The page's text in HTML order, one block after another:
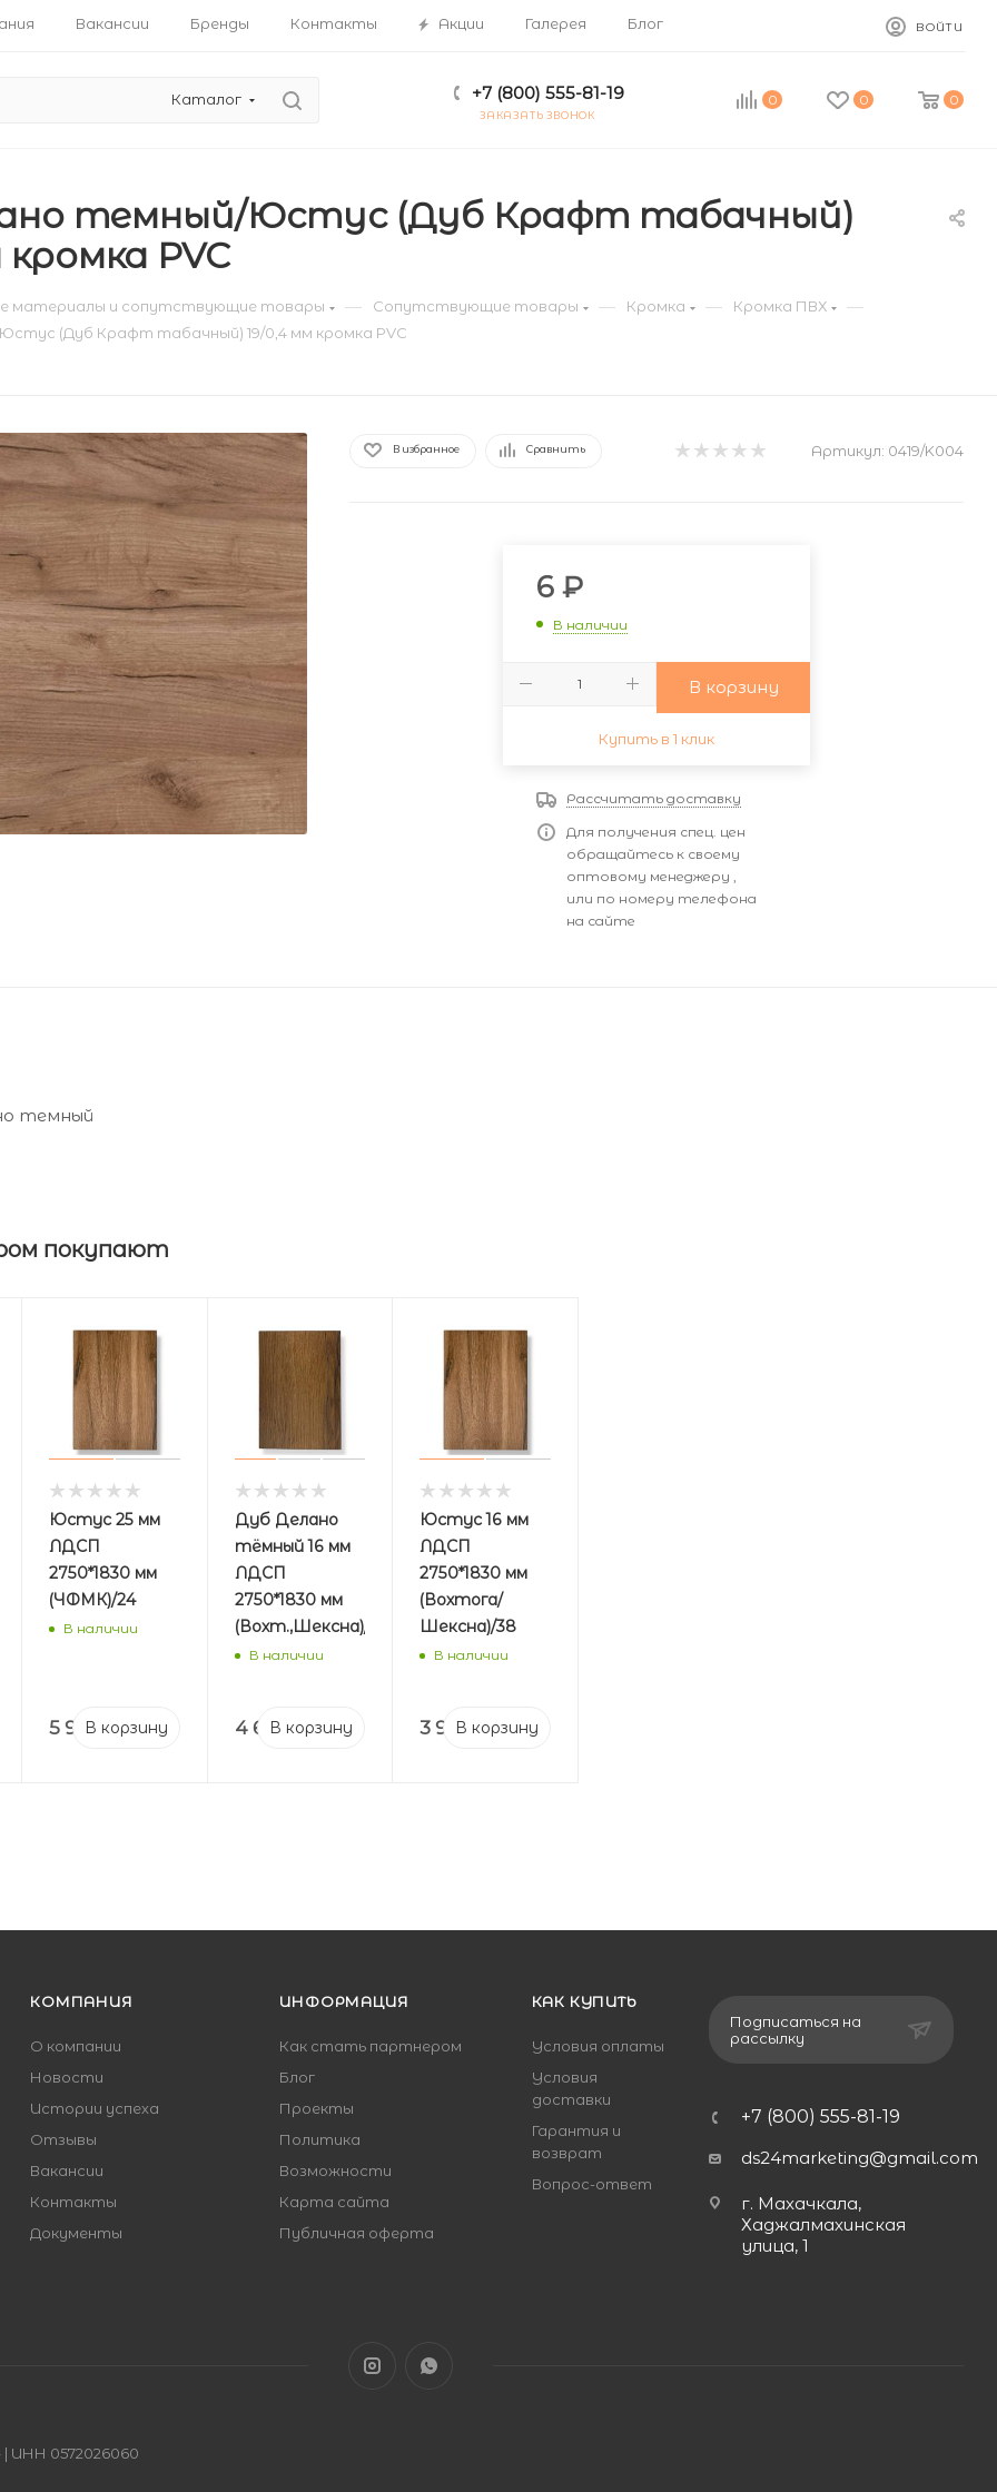
Вакансии Бренды Контакты Акции Галерея Блог ВОЙТИ
Каталог +7 (800) 555-81-19
ЗАКАЗАТЬ ЗВОНОК
0 0 0
темный/Юстус (Дуб Крафт табачный)
PVC
материалы и сопутствующие товары — Сопутствующие товары — Кромка — Кромка ПВХ —
(Дуб Крафт табачный) 19/0,4 мм кромка PVC
В избранное Сравнить Артикул: 0419/K004
6 ₽
В наличии
В корзину
Купить в 1 клик
Рассчитать доставку
Для получения спец. цен
обращайтесь к своему
оптовому менеджеру ,
или по номеру телефона
на сайте
темный
покупают
Юстус 25 мм
ЛДСП
2750*1830 мм
(ЧФМК)/24
В наличии
5 940 ₽
В корзину
Дуб Делано
тёмный 16 мм
ЛДСП
2750*1830 мм
(Вохт.,Шексна)/38
В наличии
4 606₽
В корзину
Юстус 16 мм
ЛДСП
2750*1830 мм
(Вохтога/
Шексна)/38
В наличии
3 978 ₽
В корзину
КОМПАНИЯ
О компании
Новости
Истории успеха
Отзывы
Вакансии
Контакты
Документы
ИНФОРМАЦИЯ
Как стать партнером
Блог
Проекты
Политика
Возможности
Карта сайта
Публичная оферта
КАК КУПИТЬ
Условия оплаты
Условия
доставки
Гарантия и
возврат
Вопрос-ответ
Подписаться на
рассылку
+7 (800) 555-81-19
ds24marketing@gmail.com
г. Махачкала,
Хаджалмахинская
улица, 1
0572026060